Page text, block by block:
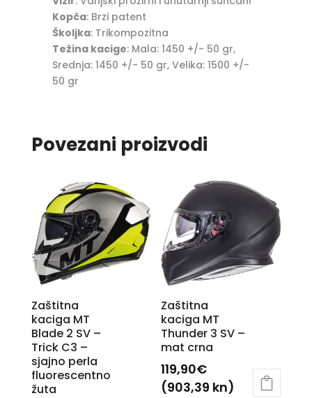
Kopča: Brzi patent
Školjka: Trikompozitna
Težina kacige: Mala: 1450 +/- 50 gr,
Srednja: 1450 +/- 50 gr, Velika: 1500 +/-
50 gr
Povezani proizvodi
Zaštitna
kaciga MT
Blade 2 SV –
Trick C3 –
sjajno perla
fluorescentno
žuta
Zaštitna
kaciga MT
Thunder 3 SV –
mat crna
119,90€
(903,39 kn)